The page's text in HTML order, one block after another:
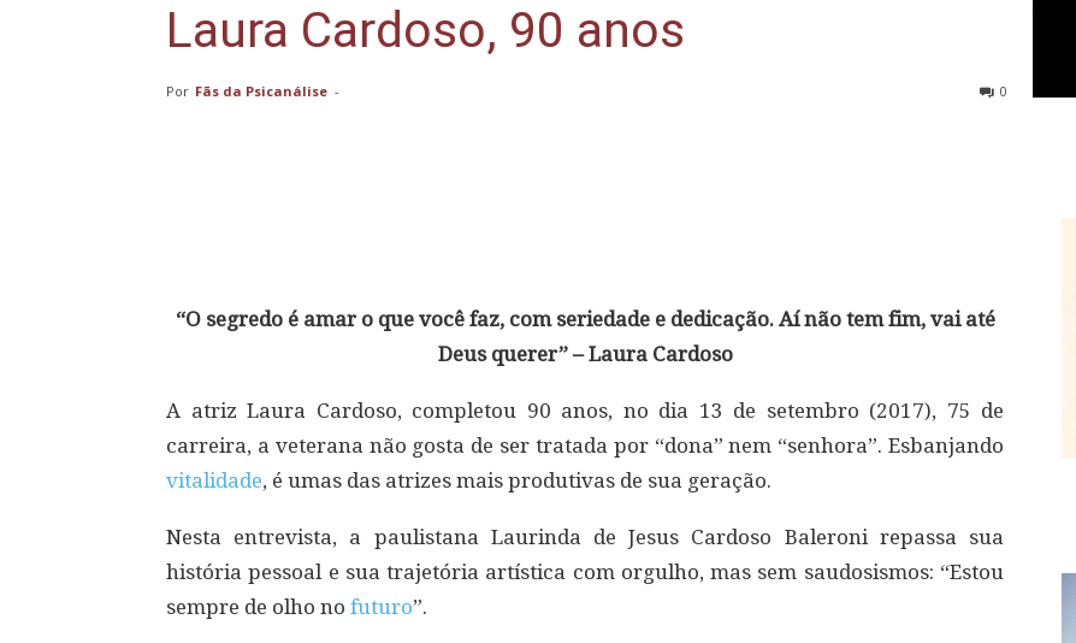
Laura Cardoso, 90 anos
Por Fãs da Psicanálise - 0
“O segredo é amar o que você faz, com seriedade e dedicação. Aí não tem fim, vai até
Deus querer” – Laura Cardoso
A atriz Laura Cardoso, completou 90 anos, no dia 13 de setembro (2017), 75 de
carreira, a veterana não gosta de ser tratada por “dona” nem “senhora”. Esbanjando
vitalidade, é umas das atrizes mais produtivas de sua geração.
Nesta entrevista, a paulistana Laurinda de Jesus Cardoso Baleroni repassa sua
história pessoal e sua trajetória artística com orgulho, mas sem saudosismos: “Estou
sempre de olho no futuro”.